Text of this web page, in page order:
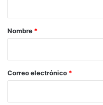
r
*
Nombre *
Correo electrónico *